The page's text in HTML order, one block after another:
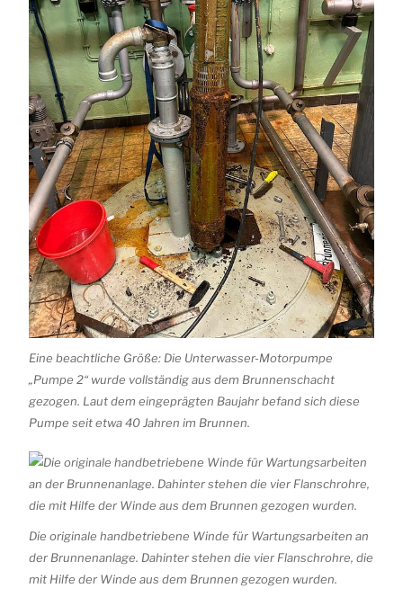
Eine beachtliche Größe: Die Unterwasser-Motorpumpe
„Pumpe 2“ wurde vollständig aus dem Brunnenschacht
gezogen. Laut dem eingeprägten Baujahr befand sich diese
Pumpe seit etwa 40 Jahren im Brunnen.
Die originale handbetriebene Winde für Wartungsarbeiten an
der Brunnenanlage. Dahinter stehen die vier Flanschrohre, die
mit Hilfe der Winde aus dem Brunnen gezogen wurden.